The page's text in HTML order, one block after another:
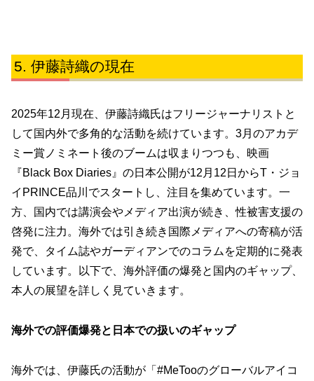
伊藤詩織の現在
2025年12月現在、伊藤詩織氏はフリージャーナリストと
して国内外で多角的な活動を続けています。3月のアカデ
ミー賞ノミネート後のブームは収まりつつも、映画
『Black Box Diaries』の日本公開が12月12日からT・ジョ
イPRINCE品川でスタートし、注目を集めています。一
方、国内では講演会やメディア出演が続き、性被害支援の
啓発に注力。海外では引き続き国際メディアへの寄稿が活
発で、タイム誌やガーディアンでのコラムを定期的に発表
しています。以下で、海外評価の爆発と国内のギャップ、
本人の展望を詳しく見ていきます。
海外での評価爆発と日本での扱いのギャップ
海外では、伊藤氏の活動が「#MeTooのグローバルアイコ